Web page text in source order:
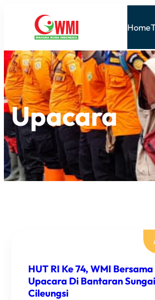
Home
Upacara
HUT RI Ke 74, WMI
Upacara Di Bantaran Sungai
Cileungsi